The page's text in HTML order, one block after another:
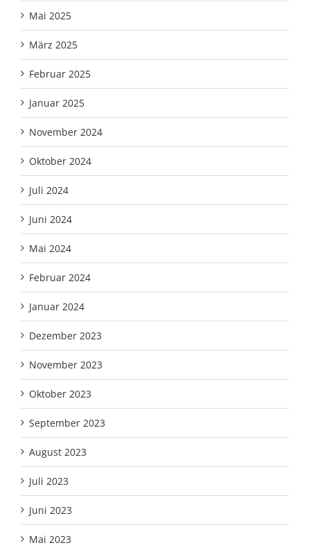
Mai 2025
März 2025
Februar 2025
Januar 2025
November 2024
Oktober 2024
Juli 2024
Juni 2024
Mai 2024
Februar 2024
Januar 2024
Dezember 2023
November 2023
Oktober 2023
September 2023
August 2023
Juli 2023
Juni 2023
Mai 2023